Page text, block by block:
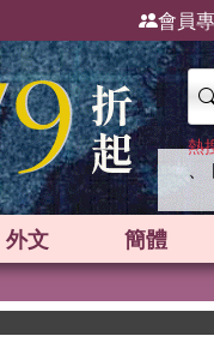
會員
熱
、
外文 簡體